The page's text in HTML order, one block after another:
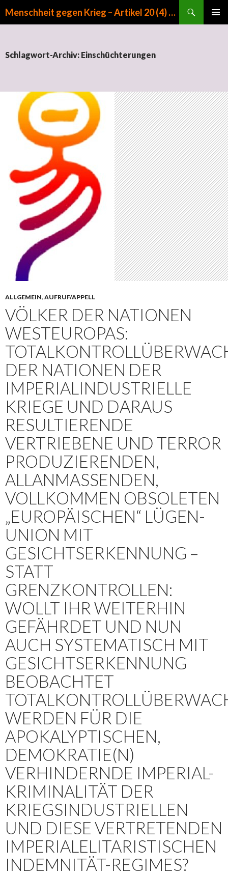
Menschheit gegen Krieg – Artikel 20 (4) GG
Schlagwort-Archiv: Einschüchterungen
ALLGEMEIN, AUFRUF/APPELL
VÖLKER DER NATIONEN
WESTEUROPAS:
DER NATIONEN DER
IMPERIALINDUSTRIELLE
KRIEGE UND DARAUS
RESULTIERENDE
VERTRIEBENE UND TERROR
PRODUZIERENDEN,
ALLANMASSENDEN, V
OLLKOMMEN OBSOLETEN „
EUROPÄISCHEN“ LÜGEN-U
NION MIT G
ESICHTSERKENNUNG – S
TATT G
RENZKONTROLLEN: W
OLLT IHR WEITERHIN G
EFÄHRDET UND NUN A
UCH SYSTEMATISCH MIT G
ESICHTSERKENNUNG B
EOBACHTET T
ERDEN FÜR DIE A
POKALYPTISCHEN, D
EMOKRATIE(N) V
ERHINDERNDE IMPERIAL-K
RIMINALITÄT DER K
RIEGSINDUSTRIELLEN U
ND DIESE VERTRETENDEN I
MPERIALELITARISTISCHEN I
NDEMNITÄT-REGIMES?